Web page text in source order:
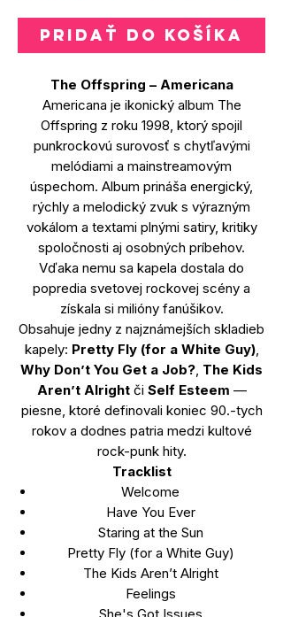
Pridať do košíka
The Offspring – Americana
Americana je ikonický album The
Offspring z roku 1998, ktorý spojil
punkrockovú surovosť s chytľavými
melódiami a mainstreamovým
úspechom. Album prináša energický,
rýchly a melodický zvuk s výrazným
vokálom a textami plnými satiry, kritiky
spoločnosti aj osobných príbehov.
Vďaka nemu sa kapela dostala do
popredia svetovej rockovej scény a
získala si milióny fanúšikov.
Obsahuje jedny z najznámejších skladieb
kapely: Pretty Fly (for a White Guy),
Why Don’t You Get a Job?, The Kids
Aren’t Alrightči Self Esteem —
piesne, ktoré definovali koniec 90.-tych
rokov a dodnes patria medzi kultové
rock-punk hity.
Tracklist
Welcome
Have You Ever
Staring at the Sun
Pretty Fly (for a White Guy)
The Kids Aren’t Alright
Feelings